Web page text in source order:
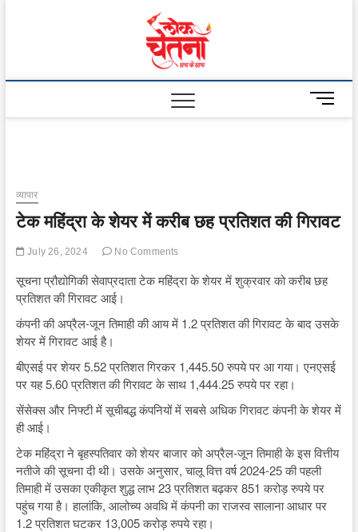
M
e
t
व्यापार
टेक महिंद्रा के शेयर में करीब छह प्रतिशत की गिरावट
July 26, 2024 No Comments
सूचना प्रौद्योगिकी सेवाप्रदाता टेक महिंद्रा के शेयर में शुक्रवार को करीब छह
प्रतिशत की गिरावट आई।
कंपनी की अप्रैल-जून तिमाही की आय में 1.2 प्रतिशत की गिरावट के बाद उसके
शेयर में गिरावट आई है।
बीएसई पर शेयर 5.52 प्रतिशत गिरकर 1,445.50 रुपये पर आ गया। एनएसई
पर यह 5.60 प्रतिशत की गिरावट के साथ 1,444.25 रुपये पर रहा।
सेंसेक्स और निफ्टी में सूचीबद्ध कंपनियों में सबसे अधिक गिरावट कंपनी के शेयर में
ही आई।
टेक महिंद्रा ने बृहस्पतिवार को शेयर बाजार को अप्रैल-जून तिमाही के इस वित्तीय
नतीजे की सूचना दी थी। उसके अनुसार, चालू वित्त वर्ष 2024-25 की पहली
तिमाही में उसका एकीकृत शुद्ध लाभ 23 प्रतिशत बढ़कर 851 करोड़ रुपये पर
पहुंच गया है। हालांकि, आलोच्य अवधि में कंपनी का राजस्व सालाना आधार पर
1.2 प्रतिशत घटकर 13,005 करोड़ रुपये रहा।